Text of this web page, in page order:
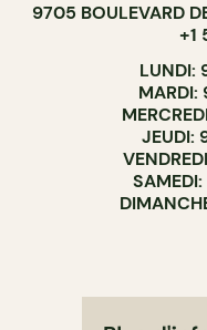
9705 BOULEVARD
+1
LUNDI:
MARDI:
JEUDI: